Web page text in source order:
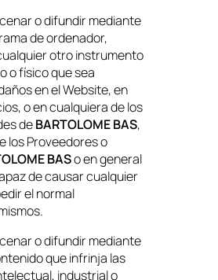
o difundir mediante
de ordenador,
otro instrumento
o físico que sea
en el Website, en
o en cualquiera de los
deBARTOLOME BAS,
los Proveedores o
BASo en general
de causar cualquier
el normal
o difundir mediante
que infrinja las
industrial o